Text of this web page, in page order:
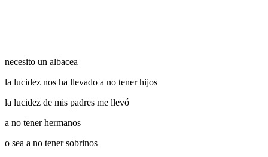
necesito un albacea
la lucidez nos ha llevado a no tener hijos
la lucidez de mis padres me llevó
a no tener hermanos
o sea a no tener sobrinos